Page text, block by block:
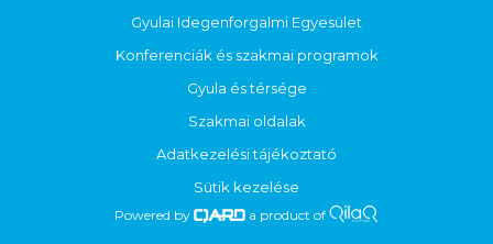
Gyulai Idegenforgalmi Egyesület
Konferenciák és szakmai programok
Gyula és térsége
Szakmai oldalak
Adatkezelési tájékoztató
Sütik kezelése
Powered by a product of